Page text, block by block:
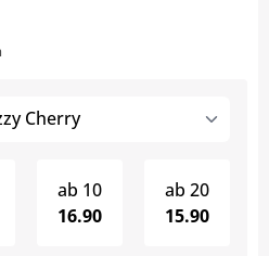
Cherry
ab 10
16.90
ab 20
15.90